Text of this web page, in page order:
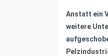
Anstatt ein
weitere